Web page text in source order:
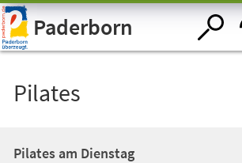
Visuelle
Assistenzsoftware
öffnen.Paderborn
Pilates
Pilates am Dienstag